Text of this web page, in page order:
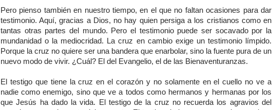
Pero pienso también en nuestro tiempo, en el que no faltan ocasiones para dar
testimonio. Aquí, gracias a Dios, no hay quien persiga a los cristianos como en
tantas otras partes del mundo. Pero el testimonio puede ser socavado por la
mundanidad o la mediocridad. La cruz en cambio exige un testimonio límpido.
Porque la cruz no quiere ser una bandera que enarbolar, sino la fuente pura de un
nuevo modo de vivir. ¿Cuál? El del Evangelio, el de las Bienaventuranzas.
El testigo que tiene la cruz en el corazón y no solamente en el cuello no ve a
nadie como enemigo, sino que ve a todos como hermanos y hermanas por los
que Jesús ha dado la vida. El testigo de la cruz no recuerda los agravios del